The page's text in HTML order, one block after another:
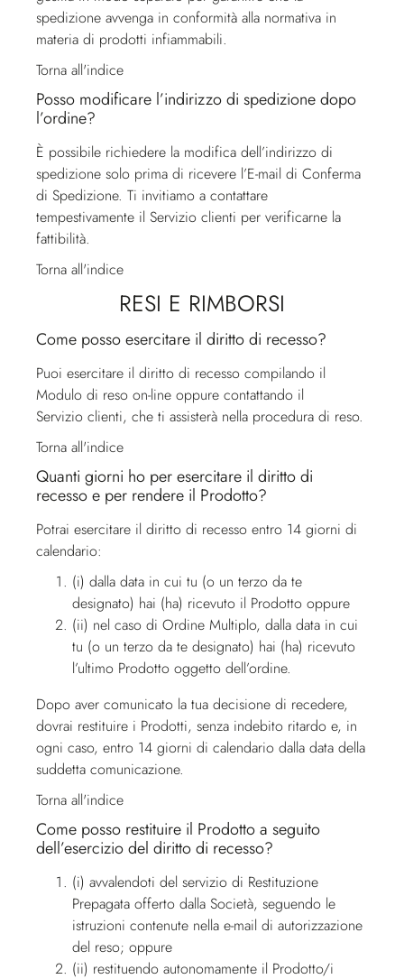
spedizione avvenga in conformità alla normativa in
materia di prodotti infiammabili.
Torna all'indice
Posso modificare l’indirizzo di spedizione dopo
l’ordine?
È possibile richiedere la modifica dell’indirizzo di
spedizione solo prima di ricevere l’E-mail di Conferma
di Spedizione. Ti invitiamo a contattare
tempestivamente il Servizio clienti per verificarne la
fattibilità.
Torna all'indice
RESI E RIMBORSI
Come posso esercitare il diritto di recesso?
Puoi esercitare il diritto di recesso compilando il
Modulo di reso on-line oppure contattando il
Servizio clienti, che ti assisterà nella procedura di reso.
Torna all'indice
Quanti giorni ho per esercitare il diritto di
recesso e per rendere il Prodotto?
Potrai esercitare il diritto di recesso entro 14 giorni di
calendario:
(i) dalla data in cui tu (o un terzo da te
designato) hai (ha) ricevuto il Prodotto oppure
(ii) nel caso di Ordine Multiplo, dalla data in cui
tu (o un terzo da te designato) hai (ha) ricevuto
l’ultimo Prodotto oggetto dell’ordine.
Dopo aver comunicato la tua decisione di recedere,
dovrai restituire i Prodotti, senza indebito ritardo e, in
ogni caso, entro 14 giorni di calendario dalla data della
suddetta comunicazione.
Torna all'indice
Come posso restituire il Prodotto a seguito
dell’esercizio del diritto di recesso?
(i) avvalendoti del servizio di Restituzione
Prepagata offerto dalla Società, seguendo le
istruzioni contenute nella e-mail di autorizzazione
del reso; oppure
(ii) restituendo autonomamente il Prodotto/i